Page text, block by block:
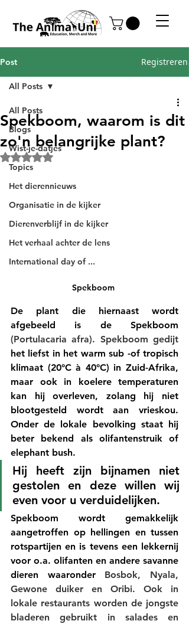
Post Registreren
All Posts
Blogs
Wist-je-datjes
Topics
Het dierennieuws
Organisatie in de kijker
Dierenverblijf in de kijker
Het verhaal achter de lens
International day of ...
All Posts
Spekboom, waarom is dit
zo'n belangrijke plant?
Beoordeeld met NaN uit 5 sterren.
Spekboom
De plant die hiernaast wordt
het liefst in het warm sub -of tropisch
klimaat (20°C à 40°C) in Zuid-Afrika,
maar ook in koelere temperaturen
kan hij overleven, zolang hij niet
blootgesteld wordt aan vrieskou.
Onder de lokale bevolking staat hij
beter bekend als olifantenstruik of
elephant bush.
Hij heeft zijn bijnamen niet
gestolen en deze willen wij
even voor u verduidelijken.
Spekboom wordt gemakkelijk
aangetroffen op hellingen en tussen
rotspartijen en is tevens een lekkernij
voor o.a. olifanten en andere savanne
dieren waaronder Bosbok, Nyala,
Gewone duiker en Oribi. Ook in
lokale restaurants worden de jongste
bladeren gebruikt in salades en